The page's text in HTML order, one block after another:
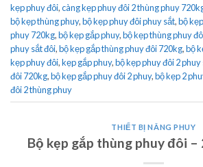
kẹp phuy đôi,càng kẹp phuy đôi 2 thùng phuy
bộ kẹp thùng phuy,bộ kẹp phuy đôi phuy sắt,bộ
phuy 720kg,bộ kẹp gắp phuy,bộ kẹp thùng phuy
phuy sắt đôi,bộ kẹp gắp thùng phuy đôi 720kg,bộ
kẹp phuy đôi,kẹp gắp phuy,bộ kẹp phuy đôi 2 phuy
đôi 720kg,bộ kẹp gắp phuy đôi 2 phuy,bộ kẹp 2
đôi 2 thùng phuy
THIẾT BỊ NÂNG PHUY
Bộ kẹp gắp thùng phuy đôi –